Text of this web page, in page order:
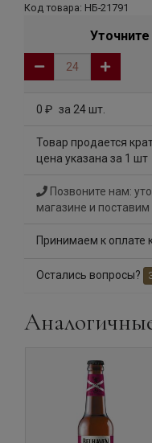
Код товара: НБ-21791
0 руб
за 24 шт.
Товар продается
цена указана за 1 шт
Позвоните нам:
магазине и
Принимаем к оплате
Остались вопросы?